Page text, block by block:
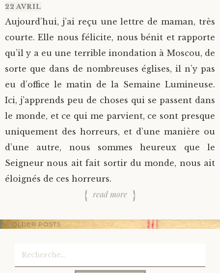
22 AVRIL
Aujourd’hui, j’ai reçu une lettre de maman, très
courte. Elle nous félicite, nous bénit et rapporte
qu’il y a eu une terrible inondation à Moscou, de
sorte que dans de nombreuses églises, il n’y pas
eu d’office le matin de la Semaine Lumineuse.
Ici, j’apprends peu de choses qui se passent dans
le monde, et ce qui me parvient, ce sont presque
uniquement des horreurs, et d’une manière ou
d’une autre, nous sommes heureux que le
Seigneur nous ait fait sortir du monde, nous ait
éloignés de ces horreurs.
read more
Post
OLDER POSTS